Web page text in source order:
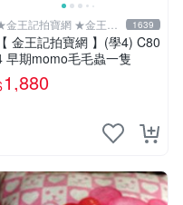
金王記拍寶網 ★金王記
寶趣
1639
【 金王記拍寶網 】(學4) C80
早期momo毛毛蟲一隻
1,880